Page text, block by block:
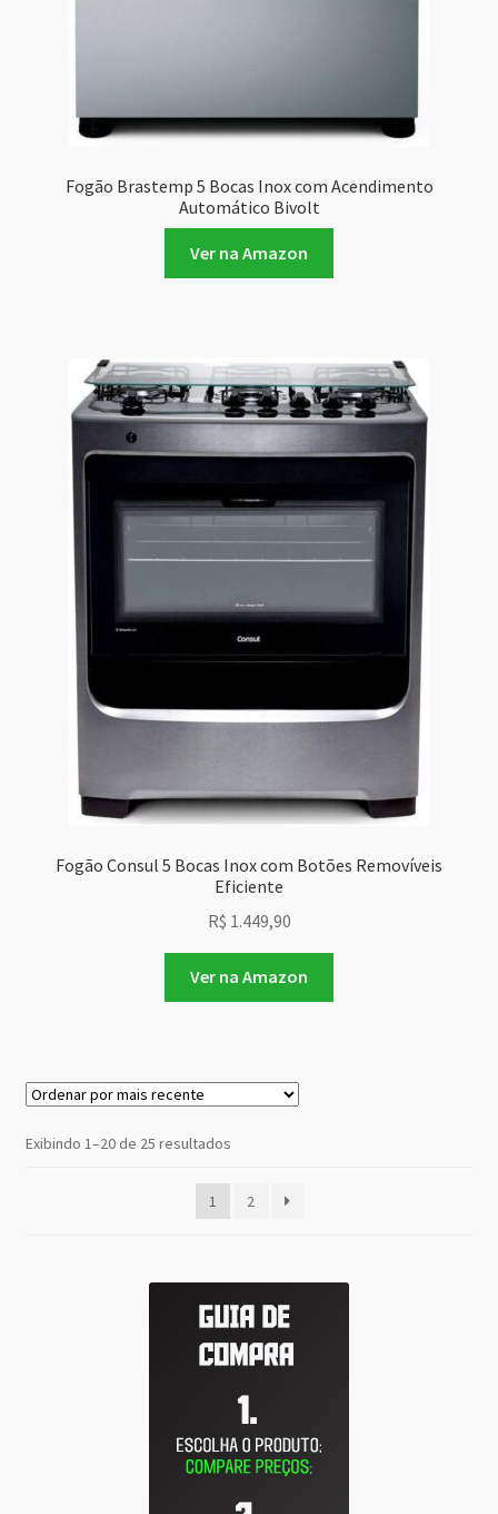
Fogão Brastemp 5 Bocas Inox com Acendimento
Automático Bivolt
Ver na Amazon
Fogão Consul 5 Bocas Inox com Botões Removíveis
Eficiente
R$ 1.449,90
Ver na Amazon
Exibindo 1–20 de 25 resultadosClassificado
recente
1 2